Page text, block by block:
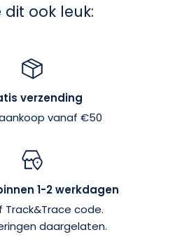
ook leuk:
verzending
vanaf €50
1-2 werkdagen
Track&Trace code.
daargelaten.